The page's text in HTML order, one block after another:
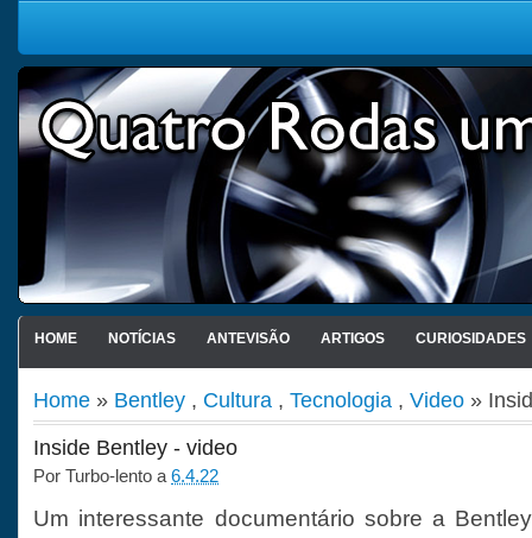
HOME NOTÍCIAS ANTEVISÃO ARTIGOS CURIOSIDADES
Home » Bentley , Cultura , Tecnologia , Video »
Inside Bentley - video
Por Turbo-lento a 6.4.22
Um interessante documentário sobre a